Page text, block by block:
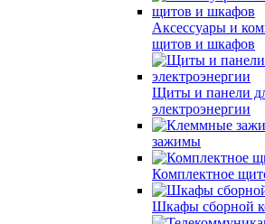
Аксессуары и
щитов и шкафов
Щиты и панели
электроэнергии
зажимы
Комплектное
Шкафы сборной